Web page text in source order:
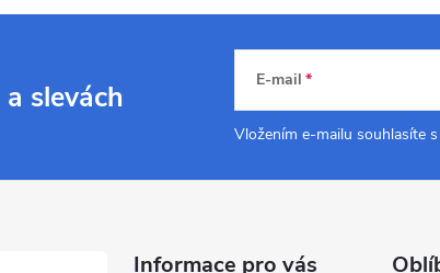
a slevách E-mail
Vložením e-mailu souhlasíte s
Informace pro vás